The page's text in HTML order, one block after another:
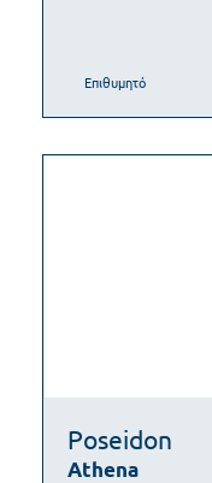
Επιθυμητό
Poseidon
Athena